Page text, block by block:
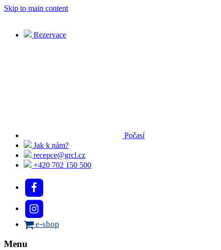
Skip to main content
Rezervace
Počasí
Jak k nám?
recepce@grcl.cz
+420 702 150 500
e-shop
Menu